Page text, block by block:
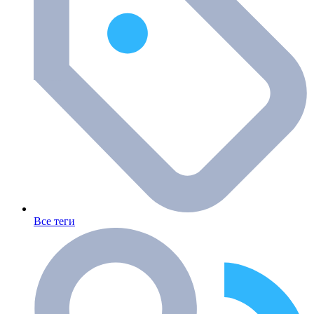
Все теги